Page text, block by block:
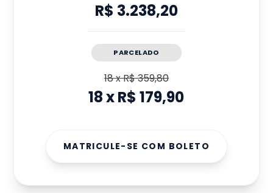
R$ 3.238,20
PARCELADO
18xR$ 359,80
18xR$ 179,90
MATRICULE-SE COM BOLETO